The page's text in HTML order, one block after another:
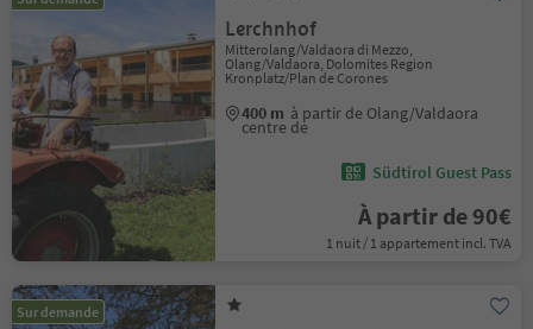
Lerchnhof
Mitterolang/Valdaora di Mezzo,
Olang/Valdaora, Dolomites Region
Kronplatz/Plan de Corones
400 m à partir de Olang/Valdaora
centre de
Südtirol Guest Pass
À partir de 90€
1 nuit / 1 appartement incl. TVA
Sur demande